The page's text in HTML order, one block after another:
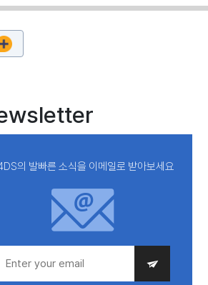
의 발빠른 소식을 이메일로 받아보세요